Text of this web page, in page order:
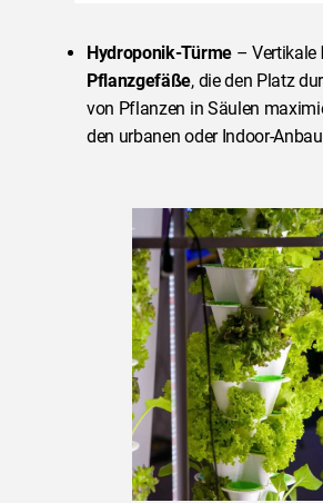
Hydroponik-Türme– Vertikale
Pflanzgefäße, die den Platz
von Pflanzen in Säulen
den urbanen oder Indoor-